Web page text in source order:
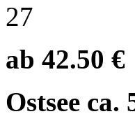
27
ab 42.50 €
Ostsee ca.